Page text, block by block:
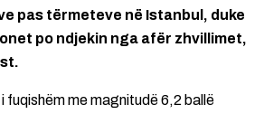
pas tërmeteve në Istanbul, duke
po ndjekin nga afër zhvillimet,
fuqishëm me magnitudë 6,2 ballë